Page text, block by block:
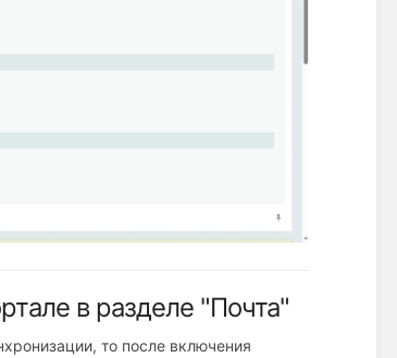
в разделе "Почта"
то после включения